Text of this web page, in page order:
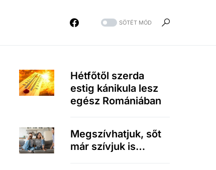
SÖTÉT MÓD
Hétfőtől szerda
estig kánikula lesz
egész Romániában
Megszívhatjuk, sőt
már szívjuk is…